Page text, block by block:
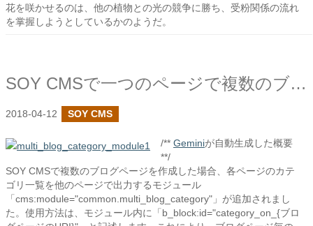
花を咲かせるのは、他の植物との光の競争に勝ち、受粉関係の流れ
を掌握しようとしているかのようだ。
SOY CMSで一つのページで複数のブログページのカテゴリ一覧を出力してみる
2018-04-12 SOY CMS
/** Geminiが自動生成した概要
**/
SOY CMSで複数のブログページを作成した場合、各ページのカテ
ゴリ一覧を他のページで出力するモジュール
「cms:module="common.multi_blog_category"」が追加されまし
た。使用方法は、モジュール内に「b_block:id="category_on_{ブロ